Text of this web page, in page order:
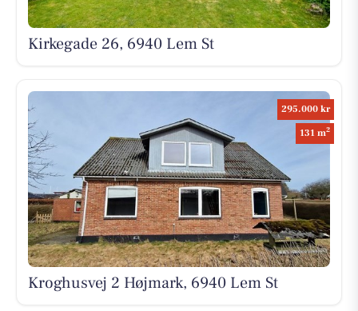
Kirkegade 26, 6940 Lem St
295.000 kr
131 m2
Kroghusvej 2 Højmark, 6940 Lem St